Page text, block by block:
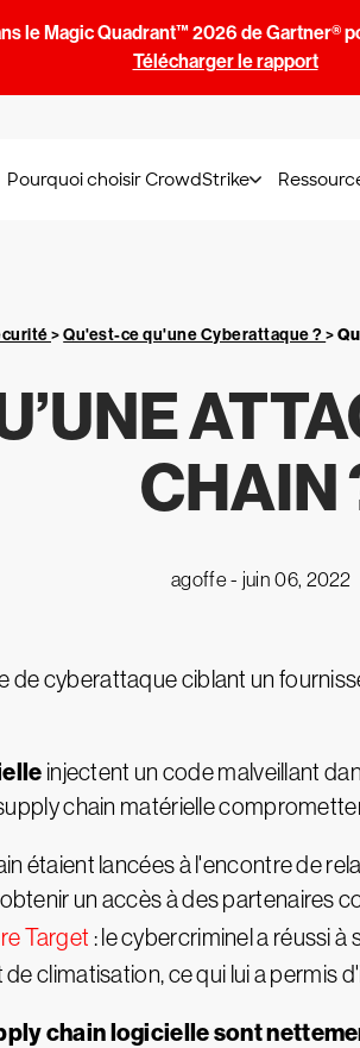
le Magic Quadrant™ 2026 de Gartner®
Télécharger le rapport
Pourquoi choisir CrowdStrike
>Qu'est-ce qu'une Cyberattaque ?>
CHAIN
agoffe - juin 06, 2022
de cyberattaque ciblant un
injectent un code malveillant
chain matérielle
étaient lancées à l'encontre de
un accès à des partenaires
Target : le cybercriminel a réussi
climatisation, ce qui lui a permis
chain logicielle sont